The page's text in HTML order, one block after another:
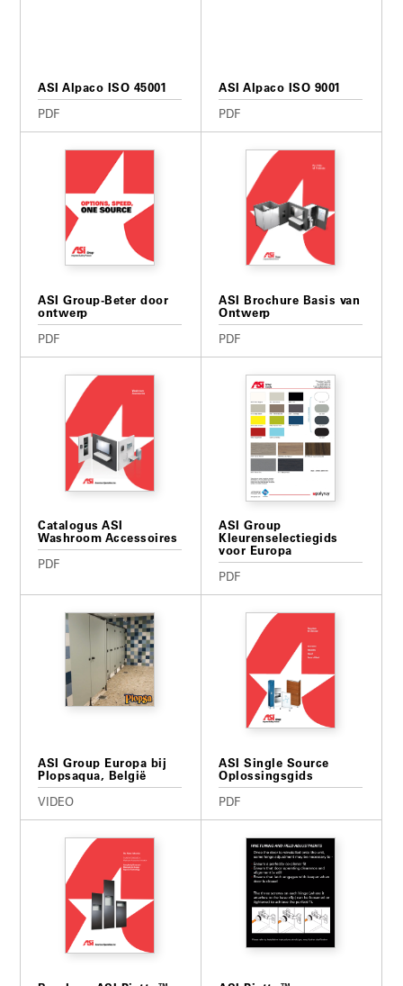
ASI Alpaco ISO 45001
PDF
ASI Alpaco ISO 9001
PDF
ASI Group-Beter door
ontwerp
PDF
ASI Brochure Basis van
Ontwerp
PDF
Catalogus ASI
Washroom Accessoires
PDF
ASI Group
Kleurenselectiegids
voor Europa
PDF
ASI Group Europa bij
Plopsaqua, België
VIDEO
ASI Single Source
Oplossingsgids
PDF